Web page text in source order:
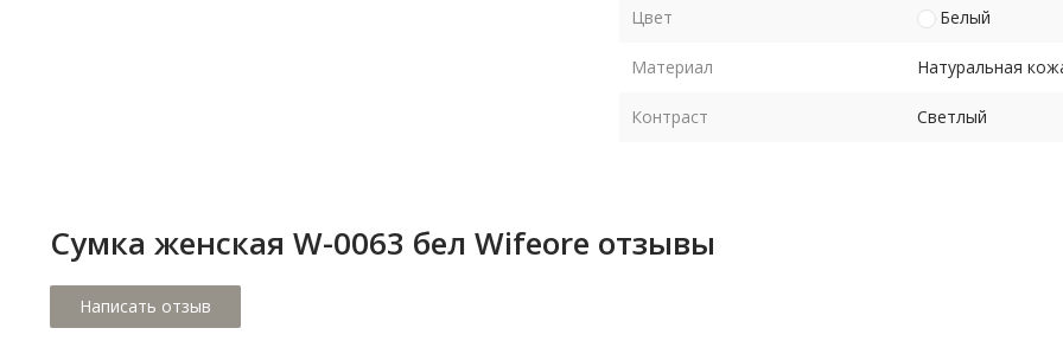
Цвет Белый
Материал Натуральная
Контраст Светлый
Сумка женская W-0063 бел Wifeore отзывы